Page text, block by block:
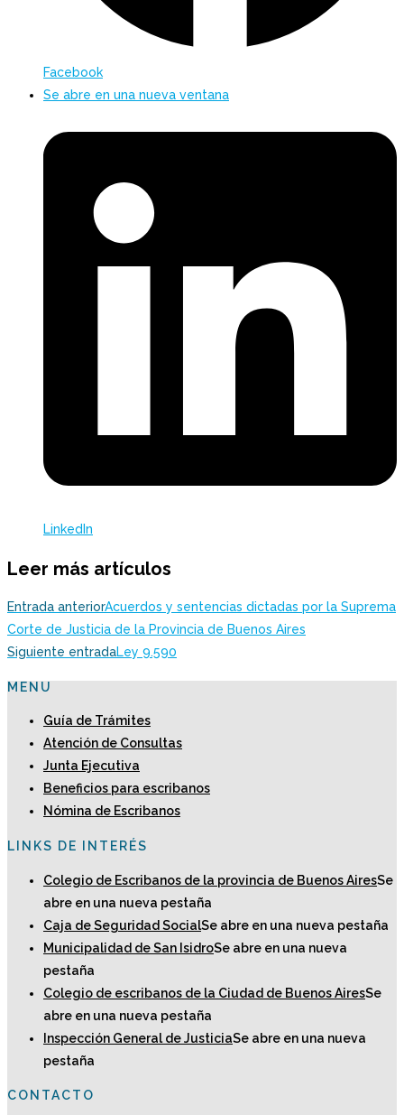
Facebook
Se abre en una nueva ventana
LinkedIn
Leer más artículos
Entrada anteriorAcuerdos y sentencias dictadas por la Suprema
Corte de Justicia de la Provincia de Buenos Aires
Siguiente entradaLey 9.590
MENU
Guía de Trámites
Atención de Consultas
Junta Ejecutiva
Beneficios para escribanos
Nómina de Escribanos
LINKS DE INTERÉS
Colegio de Escribanos de la provincia de Buenos AiresSe
abre en una nueva pestaña
Caja de Seguridad SocialSe abre en una nueva pestaña
Municipalidad de San IsidroSe abre en una nueva
pestaña
Colegio de escribanos de la Ciudad de Buenos AiresSe
abre en una nueva pestaña
Inspección General de JusticiaSe abre en una nueva
pestaña
CONTACTO